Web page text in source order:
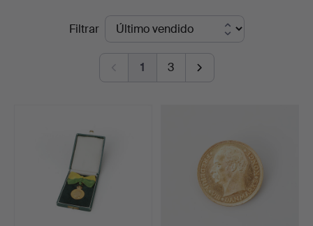
Auktionsverk
Filtrar
1 3